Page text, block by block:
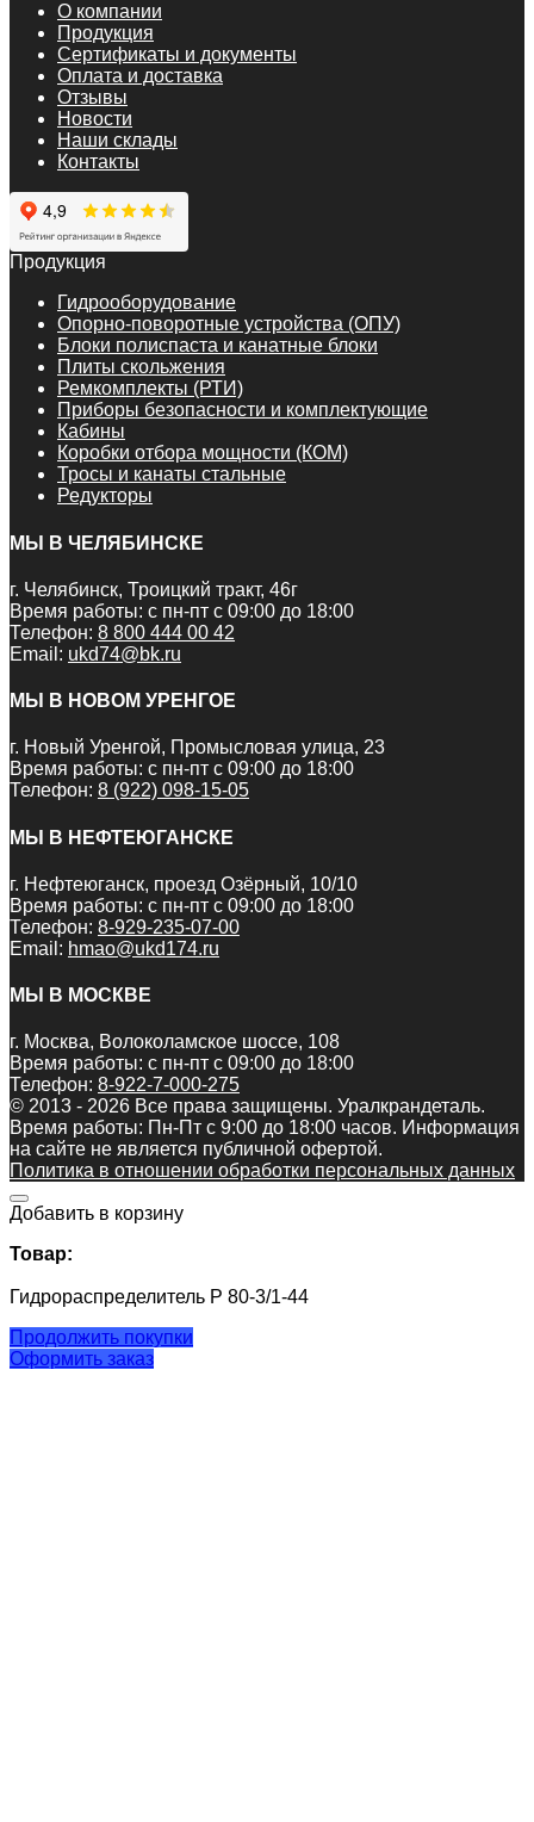
О компании
Продукция
Сертификаты и документы
Оплата и доставка
Отзывы
Новости
Наши склады
Контакты
Продукция
Гидрооборудование
Опорно-поворотные устройства (ОПУ)
Блоки полиспаста и канатные блоки
Плиты скольжения
Ремкомплекты (РТИ)
Приборы безопасности и комплектующие
Кабины
Коробки отбора мощности (КОМ)
Тросы и канаты стальные
Редукторы
МЫ В ЧЕЛЯБИНСКЕ
г. Челябинск, Троицкий тракт, 46г
Время работы: с пн-пт с 09:00 до 18:00
Телефон: 8 800 444 00 42
Email: ukd74@bk.ru
МЫ В НОВОМ УРЕНГОЕ
г. Новый Уренгой, Промысловая улица, 23
Время работы: с пн-пт с 09:00 до 18:00
Телефон: 8 (922) 098-15-05
МЫ В НЕФТЕЮГАНСКЕ
г. Нефтеюганск, проезд Озёрный, 10/10
Время работы: с пн-пт с 09:00 до 18:00
Телефон: 8-929-235-07-00
Email: hmao@ukd174.ru
МЫ В МОСКВЕ
г. Москва, Волоколамское шоссе, 108
Время работы: с пн-пт с 09:00 до 18:00
Телефон: 8-922-7-000-275
© 2013 - 2026 Все права защищены. Уралкрандеталь.
Время работы: Пн-Пт c 9:00 до 18:00 часов. Информация
на сайте не является публичной офертой.
Политика в отношении обработки персональных данных
Добавить в корзину
Товар:
Гидрораспределитель Р 80-3/1-44
Продолжить покупки
Оформить заказ